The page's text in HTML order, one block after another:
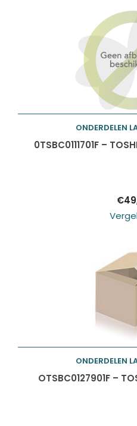
ONDERDELEN
0TSBC0111701F –
€
ONDERDELEN
OTSBC0127901F –